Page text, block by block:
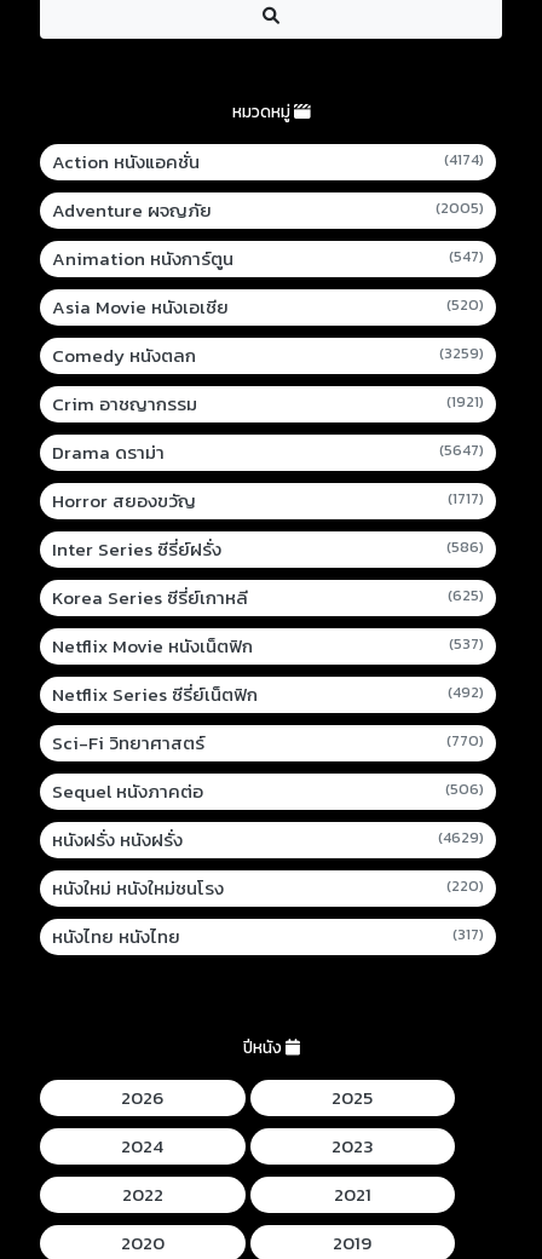
หมวดหมู่
Action หนังแอคชั่น (4174)
Adventure ผจญภัย (2005)
Animation หนังการ์ตูน (547)
Asia Movie หนังเอเชีย (520)
Comedy หนังตลก (3259)
Crim อาชญากรรม (1921)
Drama ดราม่า (5647)
Horror สยองขวัญ (1717)
Inter Series ซีรี่ย์ฝรั่ง (586)
Korea Series ซีรี่ย์เกาหลี (625)
Netflix Movie หนังเน็ตฟิก (537)
Netflix Series ซีรี่ย์เน็ตฟิก (492)
Sci-Fi วิทยาศาสตร์ (770)
Sequel หนังภาคต่อ (506)
หนังฝรั่ง หนังฝรั่ง (4629)
หนังใหม่ หนังใหม่ชนโรง (220)
หนังไทย หนังไทย (317)
ปีหนัง
2026
2025
2024
2023
2022
2021
2020
2019